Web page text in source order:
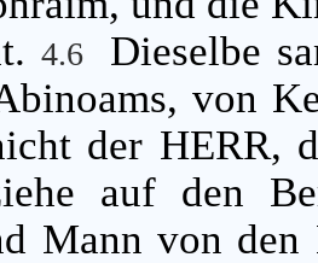
4.6
Dieselbe
von
der HERR,
auf den
Mann von